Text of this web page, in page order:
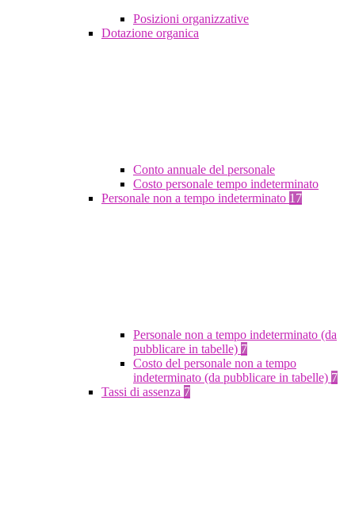
Posizioni organizzative
Dotazione organica
Conto annuale del personale
Costo personale tempo indeterminato
Personale non a tempo indeterminato 17
Personale non a tempo indeterminato (da
pubblicare in tabelle) 7
Costo del personale non a tempo
indeterminato (da pubblicare in tabelle) 7
Tassi di assenza 7